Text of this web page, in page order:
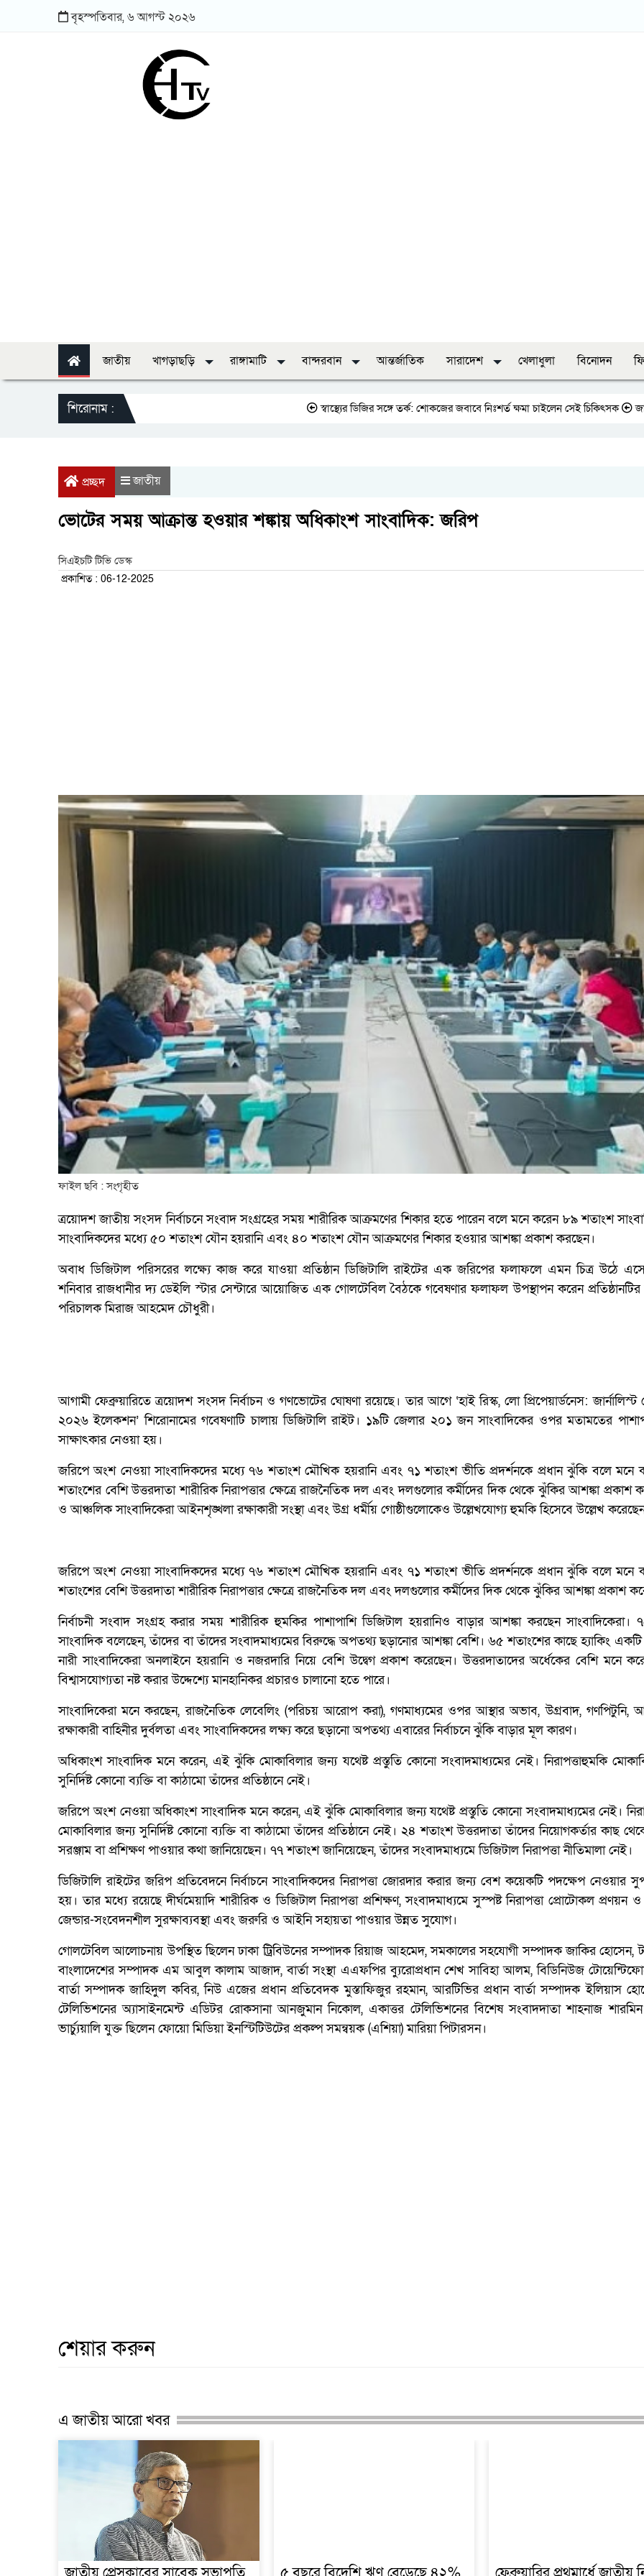
বৃহস্পতিবার,৬আগস্ট ২০২৬
জাতীয় খাগড়াছড়ি রাঙ্গামাটি বান্দরবান আন্তর্জাতিক সারাদেশ খেলাধুলা বিনোদন
শিরোনাম : স্বাস্থ্যের ডিজির সঙ্গে তর্ক: শোকজের জবাবে নিঃশর্ত ক্ষমা চাইলেন সেই চিকিৎসক জাতীয়
প্রচ্ছদ জাতীয়
ভোটের সময় আক্রান্ত হওয়ার শঙ্কায় অধিকাংশ সাংবাদিক: জরিপ
সিএইচটি টিভি ডেস্ক
প্রকাশিত : 06-12-2025
ফাইল ছবি : সংগৃহীত
ত্রয়োদশ জাতীয় সংসদ নির্বাচনে সংবাদ সংগ্রহের সময় শারীরিক আক্রমণের শিকার হতে পারেন বলে মনে করেন ৮৯ শতাংশ
সাংবাদিকদের মধ্যে ৫০ শতাংশ যৌন হয়রানি এবং ৪০ শতাংশ যৌন আক্রমণের শিকার হওয়ার আশঙ্কা প্রকাশ করছেন।
অবাধ ডিজিটাল পরিসরের লক্ষ্যে কাজ করে যাওয়া প্রতিষ্ঠান ডিজিটালি রাইটের এক জরিপের ফলাফলে এমন চিত্র উঠে
শনিবার রাজধানীর দ্য ডেইলি স্টার সেন্টারে আয়োজিত এক গোলটেবিল বৈঠকে গবেষণার ফলাফল উপস্থাপন করেন প্রতিষ্ঠানটির
পরিচালক মিরাজ আহমেদ চৌধুরী।
আগামী ফেব্রুয়ারিতে ত্রয়োদশ সংসদ নির্বাচন ও গণভোটের ঘোষণা রয়েছে। তার আগে ‘হাই রিস্ক, লো প্রিপেয়ার্ডনেস:
২০২৬ ইলেকশন’ শিরোনামের গবেষণাটি চালায় ডিজিটালি রাইট। ১৯টি জেলার ২০১ জন সাংবাদিকের ওপর মতামতের
সাক্ষাৎকার নেওয়া হয়।
জরিপে অংশ নেওয়া সাংবাদিকদের মধ্যে ৭৬ শতাংশ মৌখিক হয়রানি এবং ৭১ শতাংশ ভীতি প্রদর্শনকে প্রধান ঝুঁকি বলে মনে
শতাংশের বেশি উত্তরদাতা শারীরিক নিরাপত্তার ক্ষেত্রে রাজনৈতিক দল এবং দলগুলোর কর্মীদের দিক থেকে ঝুঁকির আশঙ্কা প্রকাশ
ও আঞ্চলিক সাংবাদিকেরা আইনশৃঙ্খলা রক্ষাকারী সংস্থা এবং উগ্র ধর্মীয় গোষ্ঠীগুলোকেও উল্লেখযোগ্য হুমকি হিসেবে উল্লেখ
জরিপে অংশ নেওয়া সাংবাদিকদের মধ্যে ৭৬ শতাংশ মৌখিক হয়রানি এবং ৭১ শতাংশ ভীতি প্রদর্শনকে প্রধান ঝুঁকি বলে মনে
শতাংশের বেশি উত্তরদাতা শারীরিক নিরাপত্তার ক্ষেত্রে রাজনৈতিক দল এবং দলগুলোর কর্মীদের দিক থেকে ঝুঁকির আশঙ্কা প্রকাশ
নির্বাচনী সংবাদ সংগ্রহ করার সময় শারীরিক হুমকির পাশাপাশি ডিজিটাল হয়রানিও বাড়ার আশঙ্কা করছেন সাংবাদিকেরা।
সাংবাদিক বলেছেন, তাঁদের বা তাঁদের সংবাদমাধ্যমের বিরুদ্ধে অপতথ‍্য ছড়ানোর আশঙ্কা বেশি। ৬৫ শতাংশের কাছে হ্যাকিং
নারী সাংবাদিকেরা অনলাইনে হয়রানি ও নজরদারি নিয়ে বেশি উদ্বেগ প্রকাশ করেছেন। উত্তরদাতাদের অর্ধেকের বেশি মনে
বিশ্বাসযোগ্যতা নষ্ট করার উদ্দেশ্যে মানহানিকর প্রচারও চালানো হতে পারে।
সাংবাদিকেরা মনে করছেন, রাজনৈতিক লেবেলিং (পরিচয় আরোপ করা), গণমাধ্যমের ওপর আস্থার অভাব, উগ্রবাদ, গণপিটুনি,
রক্ষাকারী বাহিনীর দুর্বলতা এবং সাংবাদিকদের লক্ষ্য করে ছড়ানো অপতথ্য এবারের নির্বাচনে ঝুঁকি বাড়ার মূল কারণ।
অধিকাংশ সাংবাদিক মনে করেন, এই ঝুঁকি মোকাবিলার জন‍্য যথেষ্ট প্রস্তুতি কোনো সংবাদমাধ্যমের নেই। নিরাপত্তাহুমকি
সুনির্দিষ্ট কোনো ব্যক্তি বা কাঠামো তাঁদের প্রতিষ্ঠানে নেই।
জরিপে অংশ নেওয়া অধিকাংশ সাংবাদিক মনে করেন, এই ঝুঁকি মোকাবিলার জন‍্য যথেষ্ট প্রস্তুতি কোনো সংবাদমাধ্যমের নেই।
মোকাবিলার জন্য সুনির্দিষ্ট কোনো ব্যক্তি বা কাঠামো তাঁদের প্রতিষ্ঠানে নেই। ২৪ শতাংশ উত্তরদাতা তাঁদের নিয়োগকর্তার কাছ
সরঞ্জাম বা প্রশিক্ষণ পাওয়ার কথা জানিয়েছেন। ৭৭ শতাংশ জানিয়েছেন, তাঁদের সংবাদমাধ্যমে ডিজিটাল নিরাপত্তা নীতিমালা নেই।
ডিজিটালি রাইটের জরিপ প্রতিবেদনে নির্বাচনে সাংবাদিকদের নিরাপত্তা জোরদার করার জন্য বেশ কয়েকটি পদক্ষেপ নেওয়ার
হয়। তার মধ্যে রয়েছে দীর্ঘমেয়াদি শারীরিক ও ডিজিটাল নিরাপত্তা প্রশিক্ষণ, সংবাদমাধ্যমে সুস্পষ্ট নিরাপত্তা প্রোটোকল প্রণয়ন ও
জেন্ডার-সংবেদনশীল সুরক্ষাব্যবস্থা এবং জরুরি ও আইনি সহায়তা পাওয়ার উন্নত সুযোগ।
গোলটেবিল আলোচনায় উপস্থিত ছিলেন ঢাকা ট্রিবিউনের সম্পাদক রিয়াজ আহমেদ, সমকালের সহযোগী সম্পাদক জাকির হোসেন,
বাংলাদেশের সম্পাদক এম আবুল কালাম আজাদ, বার্তা সংস্থা এএফপির ব্যুরোপ্রধান শেখ সাবিহা আলম, বিডিনিউজ
বার্তা সম্পাদক জাহিদুল কবির, নিউ এজের প্রধান প্রতিবেদক মুস্তাফিজুর রহমান, আরটিভির প্রধান বার্তা সম্পাদক ইলিয়াস
টেলিভিশনের অ‍্যাসাইনমেন্ট এডিটর রোকসানা আনজুমান নিকোল, একাত্তর টেলিভিশনের বিশেষ সংবাদদাতা শাহনাজ
ভার্চ্যুয়ালি যুক্ত ছিলেন ফোয়ো মিডিয়া ইনস্টিটিউটের প্রকল্প সমন্বয়ক (এশিয়া) মারিয়া পিটারসন।
শেয়ার করুন
এ জাতীয় আরো খবর